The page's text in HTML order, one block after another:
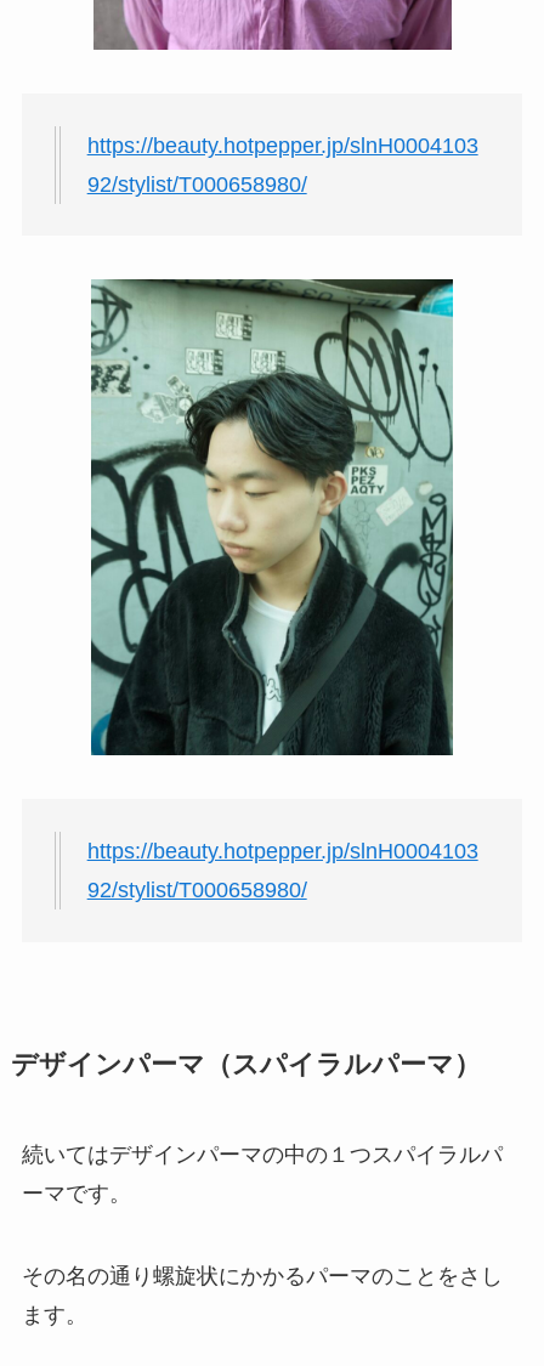
https://beauty.hotpepper.jp/slnH0004103
92/stylist/T000658980/
https://beauty.hotpepper.jp/slnH0004103
92/stylist/T000658980/
デザインパーマ（スパイラルパーマ）
続いてはデザインパーマの中の１つスパイラルパ
ーマです。
その名の通り螺旋状にかかるパーマのことをさし
ます。